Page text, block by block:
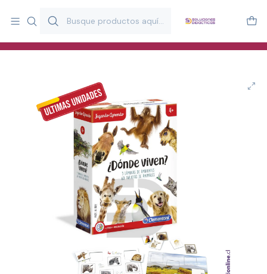
y estimulación infantil en Chile.
Especialistas en recursos educativos para aulas, terapeutas y